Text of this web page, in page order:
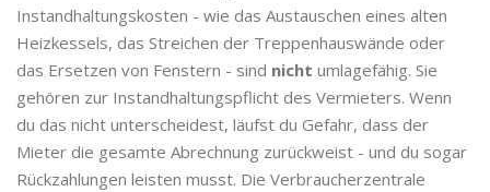
Instandhaltungskosten - wie das Austauschen eines alten
Heizkessels, das Streichen der Treppenhauswände oder
das Ersetzen von Fenstern - sind nicht umlagefähig. Sie
gehören zur Instandhaltungspflicht des Vermieters. Wenn
du das nicht unterscheidest, läufst du Gefahr, dass der
Mieter die gesamte Abrechnung zurückweist - und du sogar
Rückzahlungen leisten musst. Die Verbraucherzentrale